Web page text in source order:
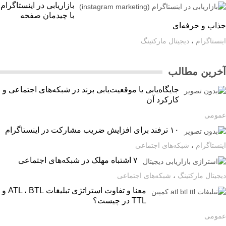
بازاریابی در اینستاگرام
با چیدمان صفحه
و حرفه‌ای
،دیجیتال مارکتینگ
مطالب
جایگاه‌یابی یا موقعیت‌یابی برند در شبکه‌های اجتماعی و
کارکرد آن
۱۰ ترفند برای افزایش ضریب مشارکت در اینستاگرام
،شبکه‌های اجتماعی
مارکتینگ،شبکه‌های اجتماعی
معنا و تفاوت استراتژی تبلیغات ATL ، BTL و
TTL در چیست؟